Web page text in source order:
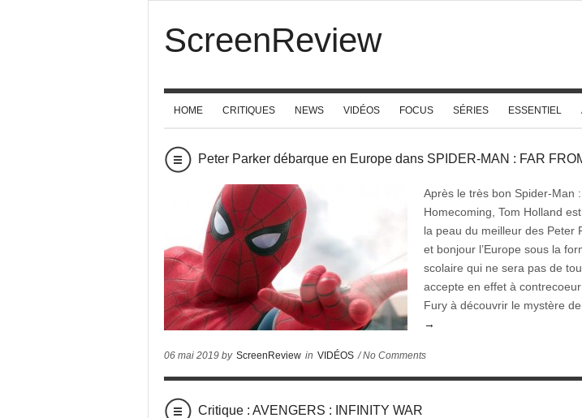
ScreenReview
HOME CRITIQUES NEWS VIDÉOS FOCUS SÉRIES ESSENTIEL
Peter Parker débarque en Europe dans SPIDER-MAN : FAR
Après le très bon Spider-Man :
Homecoming, Tom Holland
la peau du meilleur des Peter
et bonjour l’Europe sous la
scolaire qui ne sera pas de
accepte en effet à contrecoeur
Fury à découvrir le mystère
→
06 mai 2019 by ScreenReview in VIDÉOS / No Comments
Critique : AVENGERS : INFINITY WAR